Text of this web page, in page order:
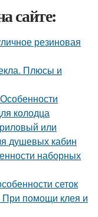
сайте:
резиновая
Плюсы и
колодца
или
душевых кабин
наборных
сеток
При помощи клея и